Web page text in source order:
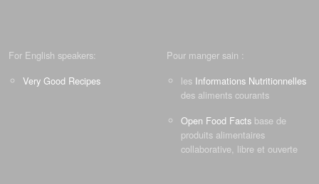
For English speakers:
Very Good Recipes
Pour manger sain :
les Informations Nutritionnelles
des aliments courants
Open Food Facts base de
produits alimentaires
collaborative, libre et ouverte